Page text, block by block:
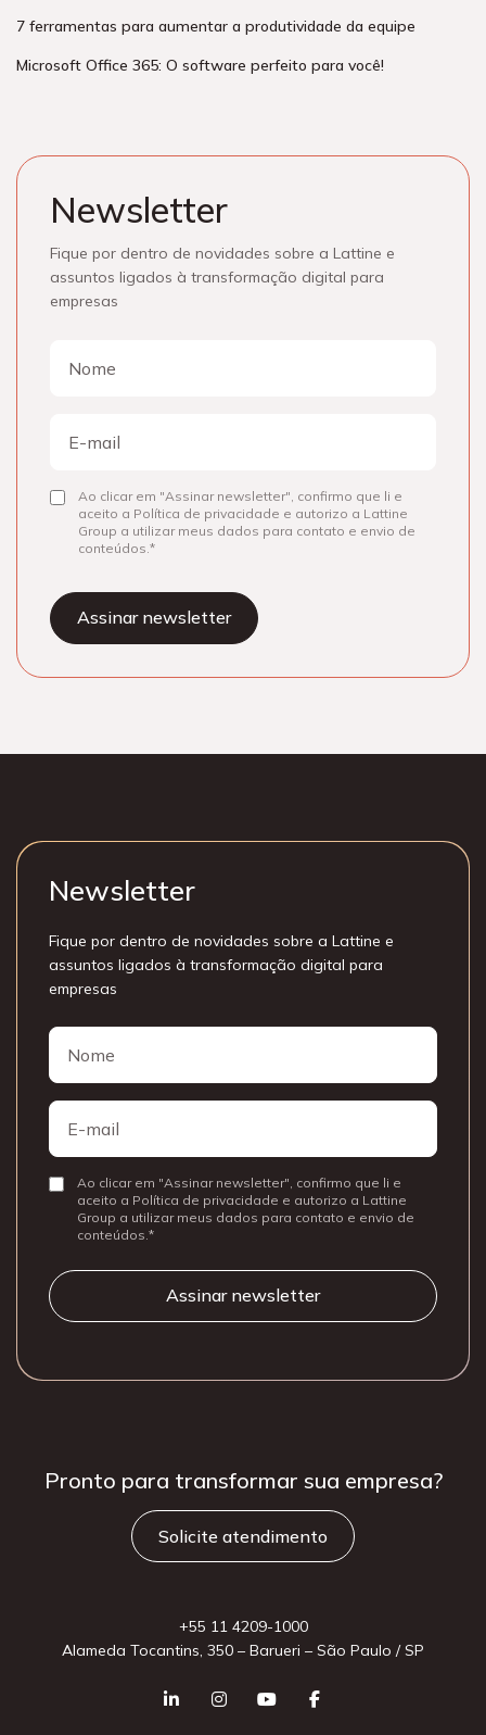
7 ferramentas para aumentar a produtividade da equipe
Microsoft Office 365: O software perfeito para você!
Newsletter
Fique por dentro de novidades sobre a Lattine e
assuntos ligados à transformação digital para
empresas
mail
ConsentirAo clicar em "Assinar newsletter", confirmo que li e
aceito a Política de privacidade e autorizo a Lattine
Group a utilizar meus dados para contato e envio de
conteúdos.
Newsletter
Fique por dentro de novidades sobre a Lattine e
assuntos ligados à transformação digital para
empresas
Nome
E-
mail
ConsentirAo clicar em "Assinar newsletter", confirmo que li e
aceito a Política de privacidade e autorizo a Lattine
Group a utilizar meus dados para contato e envio de
conteúdos.
Pronto para transformar sua empresa?
Solicite atendimento
+55 11 4209-1000
Alameda Tocantins, 350 – Barueri – São Paulo / SP